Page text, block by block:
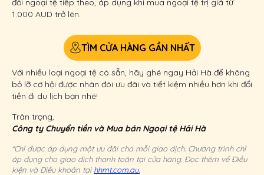
đổi ngoại tệ tiếp theo, áp dụng khi mua ngoại tệ trị giá từ
1.000 AUD trở lên.
TÌM CỬA HÀNG GẦN NHẤT
Với nhiều loại ngoại tệ có sẵn, hãy ghé ngay Hải Hà để không
bỏ lỡ cơ hội được nhân đôi ưu đãi và tiết kiệm nhiều hơn khi đổi
tiền đi du lịch bạn nhé!
Trân trọng,
Công ty Chuyển tiền và Mua bán Ngoại tệ Hải Hà
*Chỉ được áp dụng một ưu đãi cho mỗi giao dịch. Chương trình chỉ
áp dụng cho giao dịch thanh toán tại cửa hàng. Đọc thêm về Điều
kiện và Điều khoản tại hhmt.com.au.